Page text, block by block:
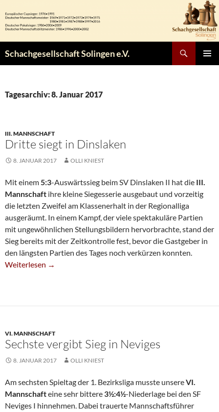
Inhalt
springen
Schachgesellschaft Solingen e.V.
Tagesarchiv: 8. Januar 2017
III. MANNSCHAFT
Dritte siegt in Dinslaken
8. JANUAR 2017 OLLI KNIEST
Mit einem5:3-Auswärtssieg beim SV Dinslaken II hat die III.
Mannschaft ihre kleine Siegesserie ausgebaut und vorzeitig
die letzten Zweifel am Klassenerhalt in der Regionalliga
ausgeräumt. In einem Kampf, der viele spektakuläre Partien
mit ungewöhnlichen Stellungsbildern hervorbrachte, stand der
Sieg bereits mit der Zeitkontrolle fest, bevor die Gastgeber in
den längsten Partien des Tages noch verkürzen konnten.
Dritte Siegt In Dinslaken
Weiterlesen →
VI. MANNSCHAFT
Sechste vergibt Sieg in Neviges
8. JANUAR 2017 OLLI KNIEST
Am sechsten Spieltag der 1. Bezirksliga musste unsereVI.
Mannschafteine sehr bittere 3½:4½-Niederlage bei den SF
Neviges I hinnehmen. Dabei trauerte Mannschaftsführer